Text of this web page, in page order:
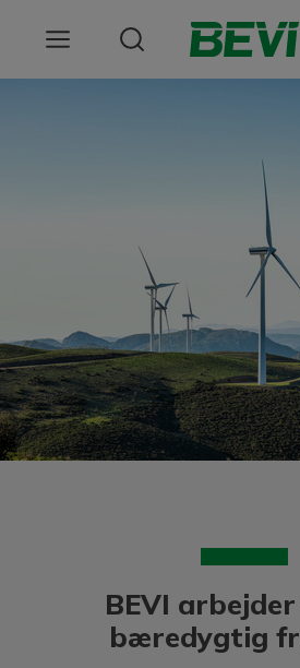
Kvalitet og bæredygtighed
Virksomheden BEVI
Choose language
BEVI
bæredygtig